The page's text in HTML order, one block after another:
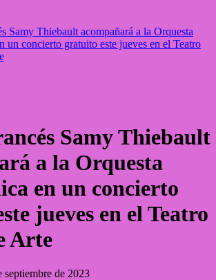
Samy Thiebault acompañará a la Orquesta
un concierto gratuito este jueves en el Teatro
Samy Thiebault
a la Orquesta
en un concierto
jueves en el Teatro
Arte
septiembre de 2023